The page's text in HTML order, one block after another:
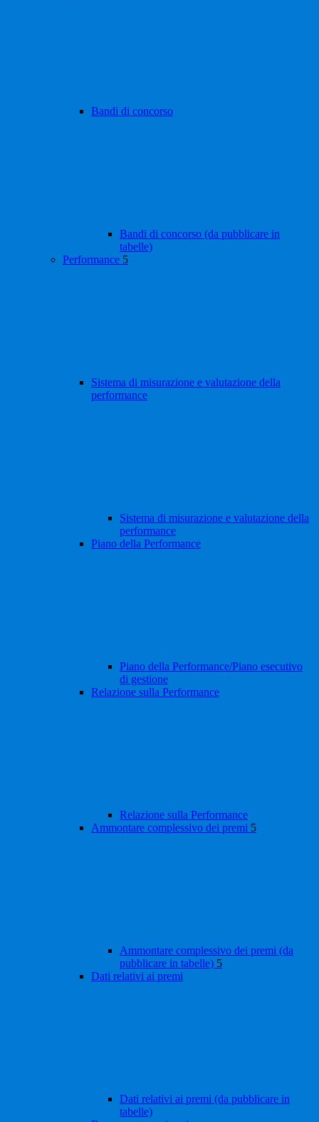
Bandi di concorso
Bandi di concorso (da pubblicare in
tabelle)
Performance 5
Sistema di misurazione e valutazione della
performance
Sistema di misurazione e valutazione della
performance
Piano della Performance
Piano della Performance/Piano esecutivo
di gestione
Relazione sulla Performance
Relazione sulla Performance
Ammontare complessivo dei premi 5
Ammontare complessivo dei premi (da
pubblicare in tabelle) 5
Dati relativi ai premi
Dati relativi ai premi (da pubblicare in
tabelle)